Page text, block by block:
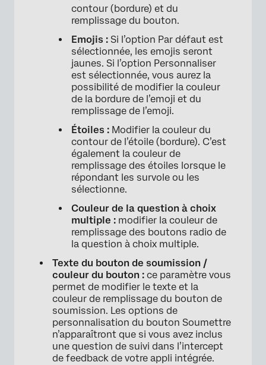
×
contour (bordure) et du
remplissage du bouton.
Emojis : Si l’option Par défaut est
sélectionnée, les emojis seront
jaunes. Si l’option Personnaliser
est sélectionnée, vous aurez la
possibilité de modifier la couleur
de la bordure de l’emoji et du
remplissage de l’emoji.
Étoiles : Modifier la couleur du
contour de l’étoile (bordure). C’est
également la couleur de
remplissage des étoiles lorsque le
répondant les survole ou les
sélectionne.
Couleur de la question à choix
multiple : modifier la couleur de
remplissage des boutons radio de
la question à choix multiple.
Texte du bouton de soumission /
couleur du bouton : ce paramètre vous
permet de modifier le texte et la
couleur de remplissage du bouton de
soumission. Les options de
personnalisation du bouton Soumettre
n’apparaîtront que si vous avez inclus
une question de suivi dans l’intercept
de feedback de votre appli intégrée.